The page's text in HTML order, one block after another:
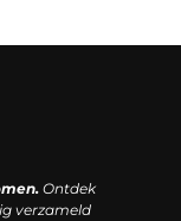
Ontdek
verzameld